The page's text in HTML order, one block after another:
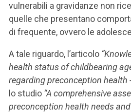
vulnerabili a gravidanze non
quelle che presentano
di frequente, ovvero le
A tale riguardo, l’articolo
health status of childbearing
regarding preconception health
lo studio “A comprehensive
preconception health needs